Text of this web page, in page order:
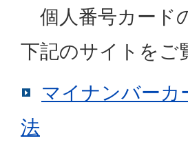
個人番号カード
下記のサイトをご
マイナンバー
法